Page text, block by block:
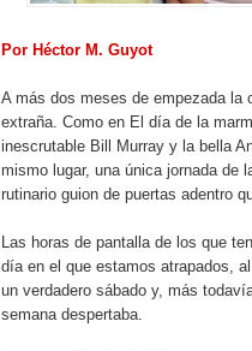
Por Héctor M. Guyot
A más dos meses de empezada la
extraña. Como en El día de la
inescrutable Bill Murray y la bella
mismo lugar, una única jornada de
rutinario guion de puertas adentro
Las horas de pantalla de los que
día en el que estamos atrapados,
un verdadero sábado y, más
semana despertaba.